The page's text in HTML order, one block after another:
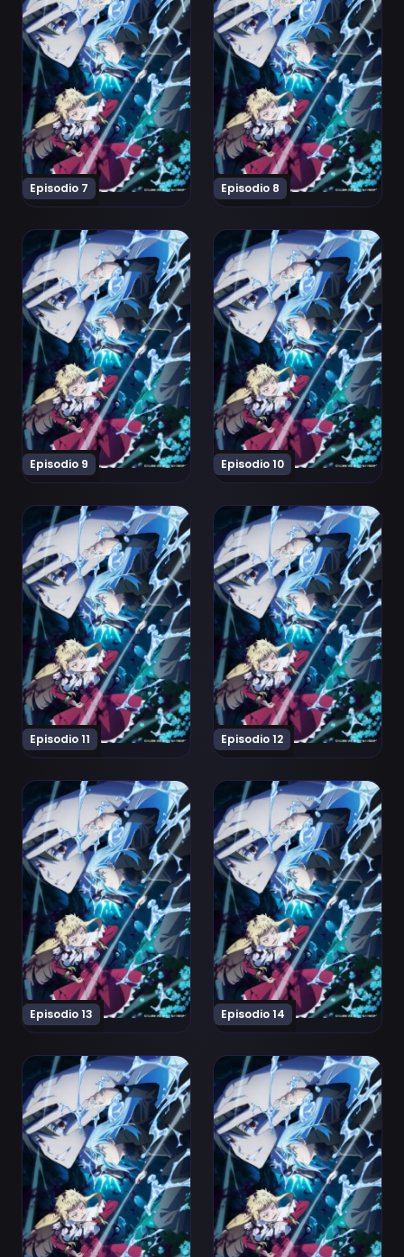
Episodio 7 Episodio 8
Episodio 9
Ver Tensei shitara Slime Datta Ken 4th Season
Episodio 10
Ver Tensei shitara Slime
Episodio 11
Ver Tensei shitara Slime Datta Ken 4th Season
Episodio 12
Ver Tensei shitara Slime
Episodio 13
Ver Tensei shitara Slime Datta Ken 4th Season
Episodio 14
Ver Tensei shitara Slime
Ver Tensei shitara Slime Datta Ken 4th Season
Ver Tensei shitara Slime